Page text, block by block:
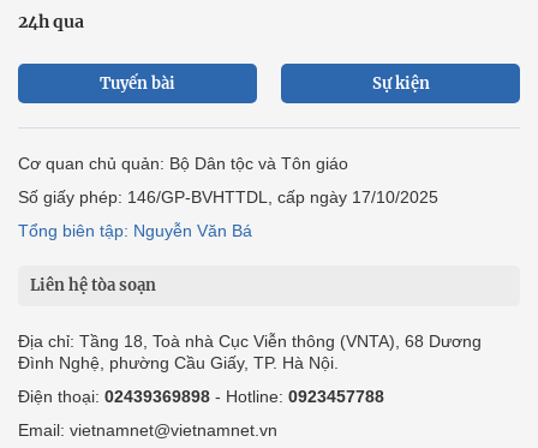
24h qua
Tuyến bài Sự kiện
Cơ quan chủ quản: Bộ Dân tộc và Tôn giáo
Số giấy phép: 146/GP-BVHTTDL, cấp ngày 17/10/2025
Tổng biên tập: Nguyễn Văn Bá
Liên hệ tòa soạn
Địa chỉ: Tầng 18, Toà nhà Cục Viễn thông (VNTA), 68 Dương
Đình Nghệ, phường Cầu Giấy, TP. Hà Nội.
Điện thoại: 02439369898 - Hotline: 0923457788
Email: vietnamnet@vietnamnet.vn